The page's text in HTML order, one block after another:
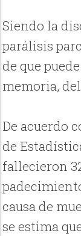
Siendo la
parálisis
de que
memoria,
De acuerdo
de
fallecieron
causa de
se estima